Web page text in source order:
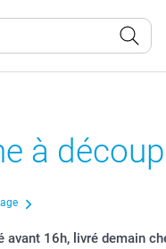
à
avant 16h, livré demain